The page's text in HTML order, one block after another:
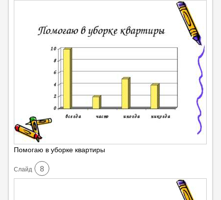
Помогаю в уборке квартиры
Cлайд 8